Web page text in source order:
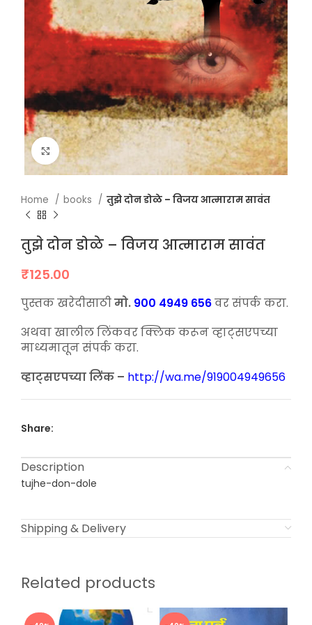
Click to enlarge
Home books तुझे दोन डोळे – विजय आत्माराम सावंत
तुझे दोन डोळे – विजय आत्माराम सावंत
₹125.00
पुस्तक खरेदीसाठीमो. 900 4949 656वर संपर्क करा.
अथवा खालील लिंकवर क्लिक करून व्हाट्सएपच्या
माध्यमातून संपर्क करा.
व्हाट्सएपच्या लिंक – http://wa.me/919004949656
Share:
Description
tujhe-don-dole
Shipping & Delivery
Related products